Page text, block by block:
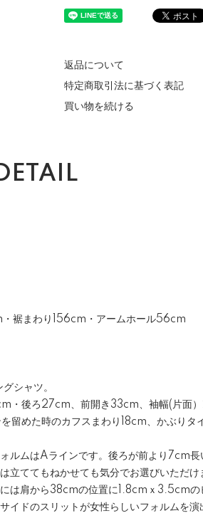
返品について
特定商取引法に基づく表記
買い物を続ける
裾まわり156cm・アームホール56cm
シャツ。
・後ろ27cm、前開き33cm、袖幅(片面
めた時のカフスまわり18cm、かぶりタ
ルムはAラインです。後ろが前より7cm
立ててもねかせても気分でお選びいただ
は肩から38cmの位置に1.8cmｘ3.5cmの
イドのスリットが女性らしいフォルムを